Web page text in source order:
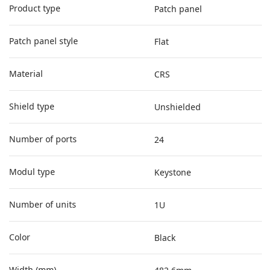
Product type Patch panel
Patch panel style Flat
Material CRS
Shield type Unshielded
Number of ports 24
Modul type Keystone
Number of units 1U
Color Black